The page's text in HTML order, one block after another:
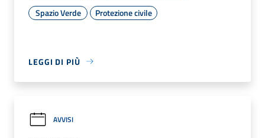
Spazio Verde
Protezione civile
LEGGI DI PIÙ
AVVISI